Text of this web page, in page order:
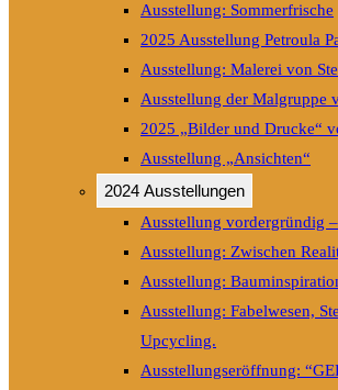
Ausstellung: Sommerfrische
2025 Ausstellung Petroula
Ausstellung: Malerei von
Ausstellung der Malgruppe
2025 „Bilder und Drucke“
Ausstellung „Ansichten“
2024 Ausstellungen
Ausstellung vordergründig
Ausstellung: Zwischen
Ausstellung:
Ausstellung: Fabelwesen,
Upcycling.
Ausstellungseröffnung: